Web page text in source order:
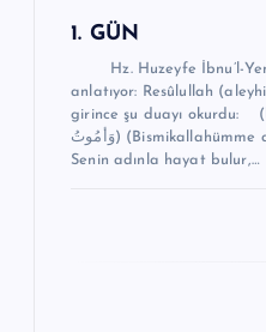
1. GÜN
Hz. Huzeyfe İbnu’l-
anlatıyor: Resûlullah
girince şu duayı okurdu: (بِاسْمِكَ اللَّهُمَّ أحْيَا
وَأمُوتُ) (Bismikallahümme ahyâ ve emûtü) “Allahım!
Senin adınla hayat bulur,…